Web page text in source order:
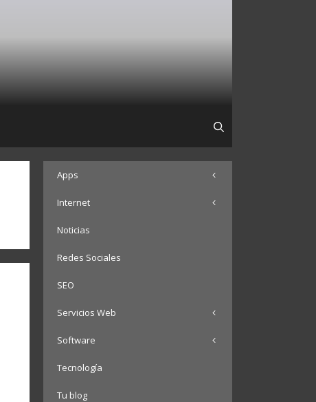
Apps
Internet
Noticias
Redes Sociales
SEO
Servicios Web
Software
Tecnología
Tu blog